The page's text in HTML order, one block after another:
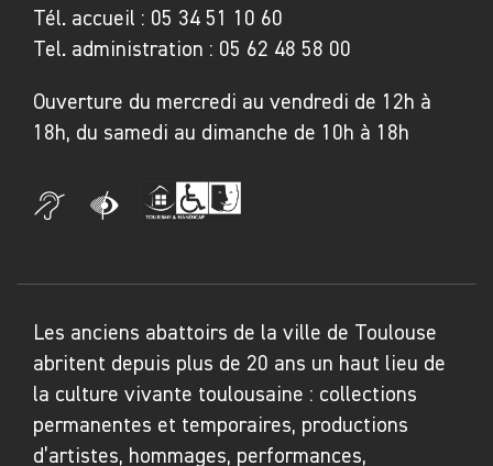
Tél. accueil : 05 34 51 10 60
Tel. administration : 05 62 48 58 00
Ouverture du mercredi au vendredi de 12h à
18h, du samedi au dimanche de 10h à 18h
Les anciens abattoirs de la ville de Toulouse
abritent depuis plus de 20 ans un haut lieu de
la culture vivante toulousaine : collections
permanentes et temporaires, productions
d’artistes, hommages, performances,